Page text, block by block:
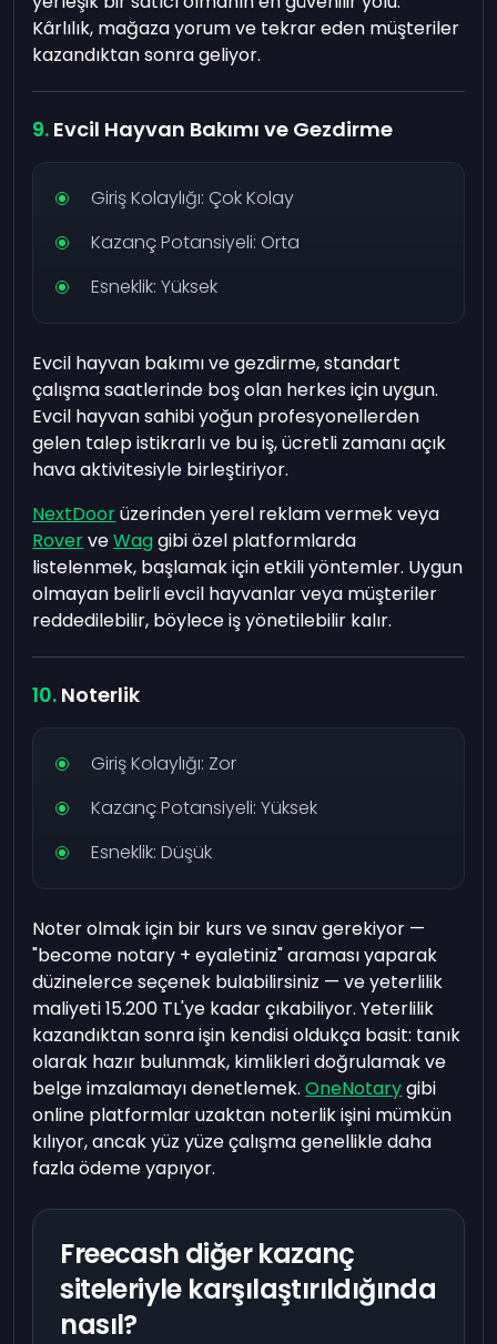
Kârlılık, mağaza yorum ve tekrar eden müşteriler
kazandıktan sonra geliyor.
Evcil Hayvan Bakımı ve Gezdirme
Giriş Kolaylığı: Çok Kolay
Kazanç Potansiyeli: Orta
Esneklik: Yüksek
Evcil hayvan bakımı ve gezdirme, standart
çalışma saatlerinde boş olan herkes için uygun.
Evcil hayvan sahibi yoğun profesyonellerden
gelen talep istikrarlı ve bu iş, ücretli zamanı açık
hava aktivitesiyle birleştiriyor.
NextDoorüzerinden yerel reklam vermek veya
RoverveWaggibi özel platformlarda
listelenmek, başlamak için etkili yöntemler. Uygun
olmayan belirli evcil hayvanlar veya müşteriler
reddedilebilir, böylece iş yönetilebilir kalır.
Noterlik
Giriş Kolaylığı: Zor
Kazanç Potansiyeli: Yüksek
Esneklik: Düşük
Noter olmak için bir kurs ve sınav gerekiyor —
"become notary + eyaletiniz" araması yaparak
düzinelerce seçenek bulabilirsiniz — ve yeterlilik
maliyeti 15.200 TL'ye kadar çıkabiliyor. Yeterlilik
kazandıktan sonra işin kendisi oldukça basit: tanık
olarak hazır bulunmak, kimlikleri doğrulamak ve
belge imzalamayı denetlemek.OneNotarygibi
online platformlar uzaktan noterlik işini mümkün
kılıyor, ancak yüz yüze çalışma genellikle daha
fazla ödeme yapıyor.
Freecash diğer kazanç
siteleriyle karşılaştırıldığında
nasıl?